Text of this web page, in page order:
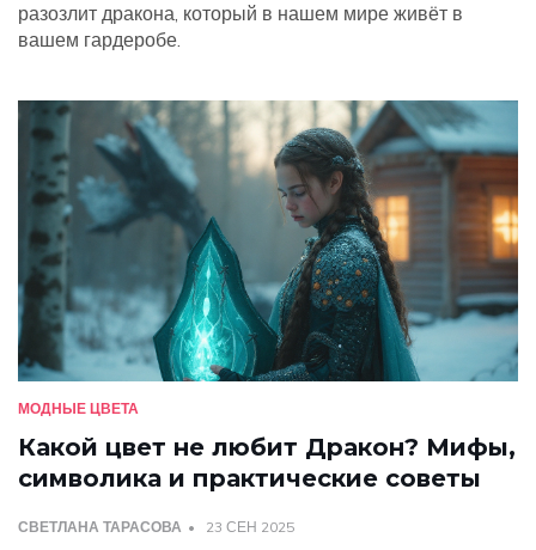
разозлит дракона, который в нашем мире живёт в
вашем гардеробе.
МОДНЫЕ ЦВЕТА
Какой цвет не любит Дракон? Мифы,
символика и практические советы
СВЕТЛАНА ТАРАСОВА 23 СЕН 2025